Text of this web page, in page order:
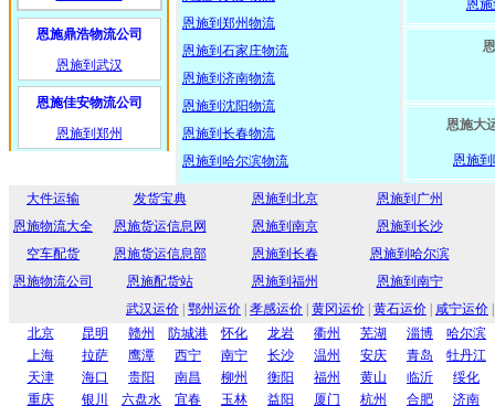
恩施鼎浩物流公司
恩施到武汉
恩施佳安物流公司
恩施到郑州
恩施到郑州物流
恩施到石家庄物流
恩施到济南物流
恩施到沈阳物流
恩施到长春物流
恩施到哈尔滨物流
恩
恩施大
恩施
大件运输 发货宝典 恩施到北京
恩施到广州
恩施物流大全
恩施货运信息网 恩施到南京
恩施到长沙
空车配货
恩施货运信息部 恩施到长春
恩施到哈尔滨
恩施物流公司
恩施配货站 恩施到福州
恩施到南宁
武汉运价 鄂州运价 孝感运价 黄冈运价 黄石运价 咸宁运价
北京
昆明 赣州 防城港 怀化 龙岩 衢州 芜湖 淄博
哈尔滨
上海
拉萨 鹰潭 西宁 南宁 长沙 温州 安庆 青岛
牡丹江
天津
海口 贵阳 南昌 柳州 衡阳 福州 黄山 临沂
绥化
重庆
银川 六盘水 宜春 玉林 益阳 厦门 杭州 合肥
济南